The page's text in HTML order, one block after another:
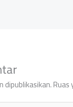
dipublikasikan.Ruas